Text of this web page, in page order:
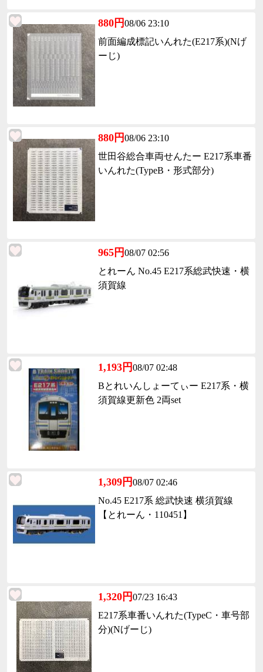
880円08/06 23:10
前面編成標記いんれた(E217系)(Nげ
ーじ)
880円08/06 23:10
世田谷総合車両せんたー E217系車番
いんれた(TypeB・形式部分)
965円08/07 02:56
とれーん No.45 E217系総武快速・横
須賀線
1,193円08/07 02:48
Bとれいんしょーてぃー E217系・横
須賀線更新色 2両set
1,309円08/07 02:46
No.45 E217系 総武快速 横須賀線
【とれーん・110451】
1,320円07/23 16:43
E217系車番いんれた(TypeC・車号部
分)(Nげーじ)